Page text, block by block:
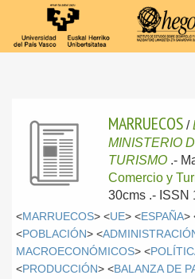
MARRUECOS /
MINISTERIO
TURISMO .-
Comercio y
30cms .- ISSN
<MARRUECOS> <UE> <ESPAÑA>
<POBLACIÓN> <
MACROECONÓMICOS> <
<PRODUCCIÓN> <BALANZA DE